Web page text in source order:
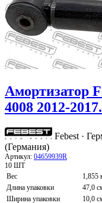
Амортизатор
4008 2012-
Febest ·
(Германия)
Артикул: 04659939R
10 ШТ
Вес
1,855
Длина упаковки
47,0
Ширина упаковки
10,0